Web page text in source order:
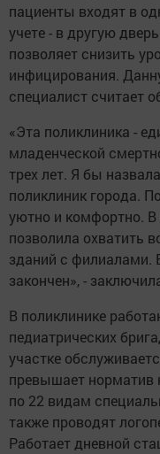
пациенты входят в
учете - в другую
позволяет снизить
инфицирования.
специалист считает
«Эта поликлиника -
младенческой
трех лет. Я бы
поликлиник города.
уютно и комфортно.
позволила охватить
зданий с филиалами.
закончен», -
В поликлинике
педиатрических
участке
превышает норматив
по 22 видам
также проводят
Работает дневной